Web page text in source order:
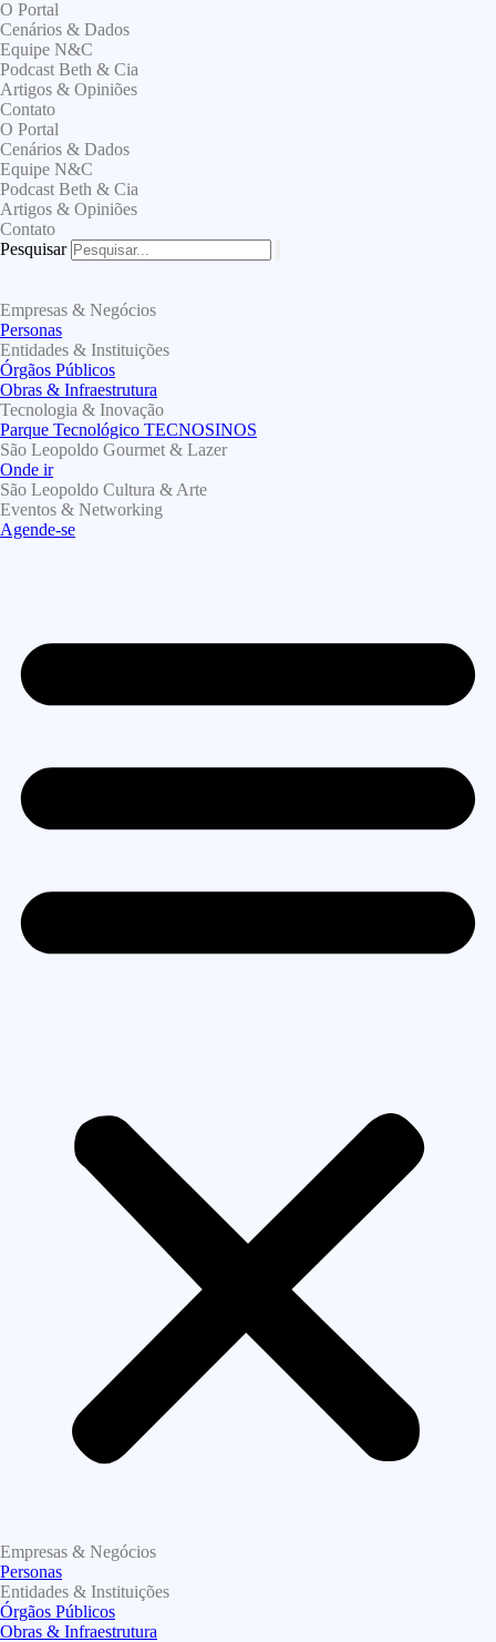
Ir
para
o
conteúdo
O Portal
Cenários & Dados
Equipe N&C
Podcast Beth & Cia
Artigos & Opiniões
Contato
O Portal
Cenários & Dados
Equipe N&C
Podcast Beth & Cia
Artigos & Opiniões
Contato
Pesquisar
Empresas & Negócios
Personas
Entidades & Instituições
Órgãos Públicos
Obras & Infraestrutura
Tecnologia & Inovação
Parque Tecnológico TECNOSINOS
São Leopoldo Gourmet & Lazer
Onde ir
São Leopoldo Cultura & Arte
Eventos & Networking
Agende-se
Empresas & Negócios
Personas
Entidades & Instituições
Órgãos Públicos
Obras & Infraestrutura